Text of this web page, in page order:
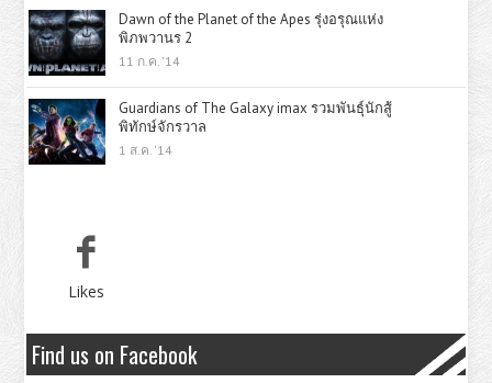
Dawn of the Planet of the Apes รุ่งอรุณแห่ง
พิภพวานร 2
11 ก.ค. '14
Guardians of The Galaxy imax รวมพันธุ์นักสู้
พิทักษ์จักรวาล
1 ส.ค. '14
Likes
Find us on Facebook